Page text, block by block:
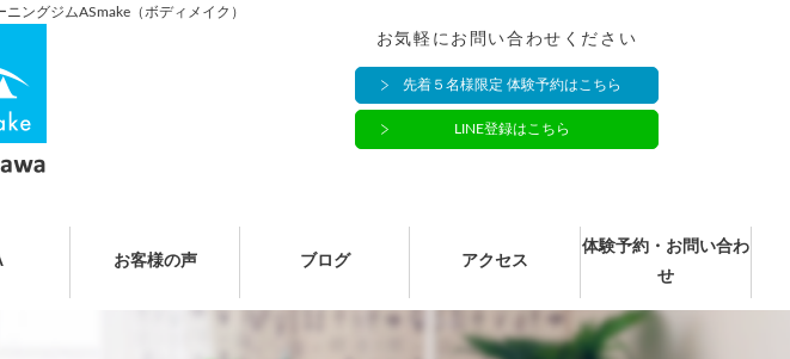
ングジムASmake（ボディメイク）
お気軽にお問い合わせください
先着５名様限定 体験予約はこちら
LINE登録はこちら
お客様の声 ブログ アクセス
体験予約・お問い合わ
せ